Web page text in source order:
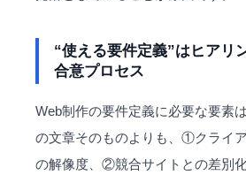
“使える要件定義”はヒアリ
合意プロセス
Web制作の要件定義に必要な要素
の文章そのものよりも、①クライ
の解像度、②競合サイトとの差別